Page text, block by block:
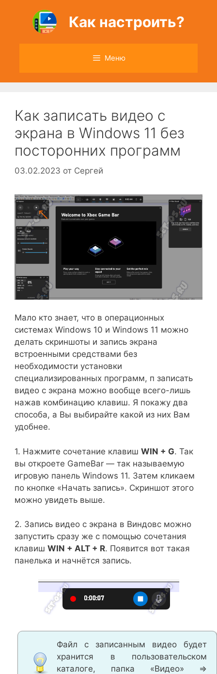
содержимому
Как настроить?
Меню
Как записать видео с
экрана в Windows 11 без
посторонних программ
03.02.2023 от Сергей
Мало кто знает, что в операционных
системах Windows 10 и Windows 11 можно
делать скриншоты и запись экрана
встроенными средствами без
необходимости установки
специализированных программ, п записать
видео с экрана можно вообще всего-лишь
нажав комбинацию клавиш. Я покажу два
способа, а Вы выбирайте какой из них Вам
удобнее.
1. Нажмите сочетание клавиш WIN + G. Так
вы откроете GameBar — так называемую
игровую панель Windows 11. Затем кликаем
по кнопке «Начать запись». Скриншот этого
можно увидеть выше.
2. Запись видео с экрана в Виндовс можно
запустить сразу же с помощью сочетания
клавиш WIN + ALT + R. Появится вот такая
панелька и начнётся запись.
Файл с записанным видео будет
хранится в пользовательском
каталоге, папка «Видео» ⇒